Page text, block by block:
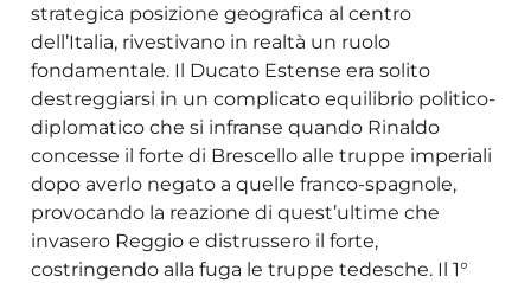
strategica posizione geografica al centro
dell’Italia, rivestivano in realtà un ruolo
fondamentale. Il Ducato Estense era solito
destreggiarsi in un complicato equilibrio politico-
diplomatico che si infranse quando Rinaldo
concesse il forte di Brescello alle truppe imperiali
dopo averlo negato a quelle franco-spagnole,
provocando la reazione di quest’ultime che
invasero Reggio e distrussero il forte,
costringendo alla fuga le truppe tedesche. Il 1°